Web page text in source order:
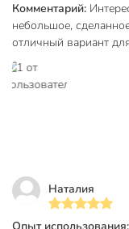
Комментарий:
небольшое,
отличный вариант
Наталия